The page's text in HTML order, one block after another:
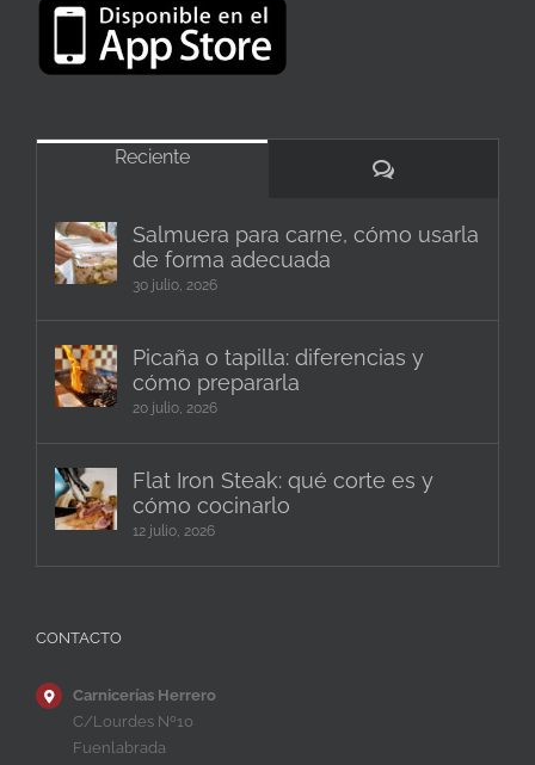
Reciente
Comentarios
Salmuera para carne, cómo usarla
de forma adecuada
30 julio, 2026
Picaña o tapilla: diferencias y
cómo prepararla
20 julio, 2026
Flat Iron Steak: qué corte es y
cómo cocinarlo
12 julio, 2026
CONTACTO
Carnicerías Herrero
C/Lourdes Nº10
Fuenlabrada